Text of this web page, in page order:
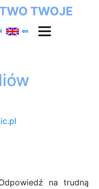
TWOJE
en
na trudną